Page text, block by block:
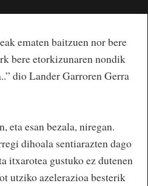
ematen baitzuen nor bere
bere etorkizunaren nondik
dio Lander Garroren Gerra
eta esan bezala, niregan.
dihoala sentiarazten dago
itxarotea gustuko ez dutenen
utziko azelerazioa besterik